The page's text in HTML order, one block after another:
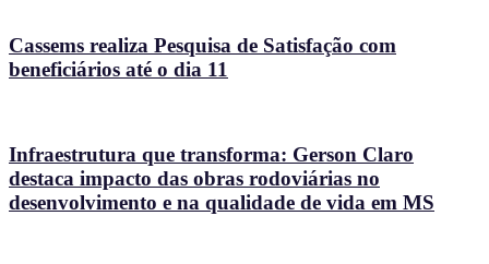
Cassems realiza Pesquisa de Satisfação com
beneficiários até o dia 11
Infraestrutura que transforma: Gerson Claro
destaca impacto das obras rodoviárias no
desenvolvimento e na qualidade de vida em MS